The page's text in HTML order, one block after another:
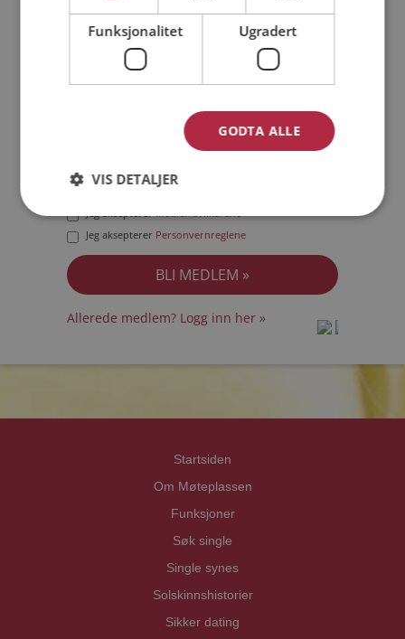
Min alder:
Jeg akseptererMedlemsvilkårene
Jeg aksepterer Personvernreglene
Allerede medlem? Logg inn her »
Startsiden
Om Møteplassen
Funksjoner
Søk single
Single synes
Solskinnshistorier
Sikker dating
Funksjonalitet Ugradert
GODTA ALLE
VIS DETALJER